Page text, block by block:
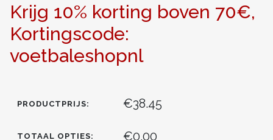
Krijg 10% korting boven 70€,
Kortingscode:
voetbaleshopnl
PRODUCTPRIJS: €38.45
TOTAAL OPTIES: €0.00